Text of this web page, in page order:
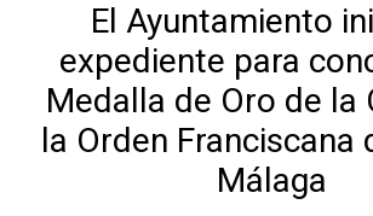
El Ayuntamiento
expediente para
Medalla de Oro de la
la Orden Franciscana
Málaga